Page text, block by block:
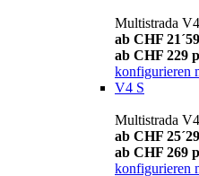
Multistrada V4
ab CHF
ab CHF 229
konfigurieren
V4 S
Multistrada
ab CHF
ab CHF 269
konfigurieren